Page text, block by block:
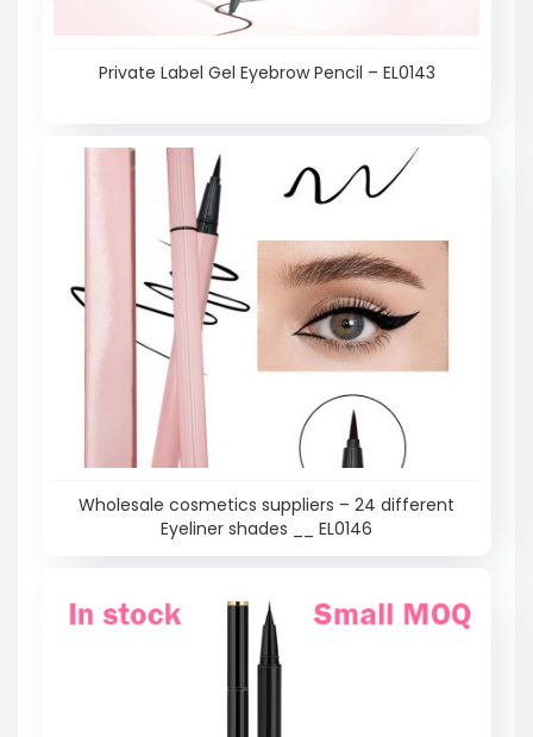
Private Label Gel Eyebrow Pencil – EL0143
Wholesale cosmetics suppliers – 24 different
Eyeliner shades __ EL0146